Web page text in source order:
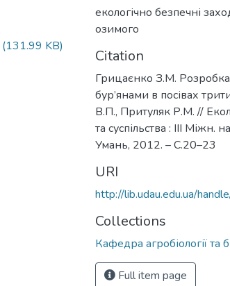
(131.99 KB)
екологічно безпечні
озимого
Citation
Грицаєнко З.М. Розробка
бур’янами в посівах
В.П., Притуляк Р.М. //
та суспільства : ІІІ
Умань, 2012. – С.20–23
URI
http://lib.udau.edu.ua/
Collections
Кафедра агробіології та
Full item page